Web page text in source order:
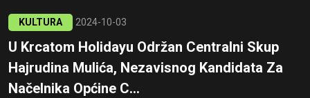
KULTURA 2024-10-03
U Krcatom Holidayu Održan Centralni Skup
Hajrudina Mulića, Nezavisnog Kandidata Za
Načelnika Općine C...